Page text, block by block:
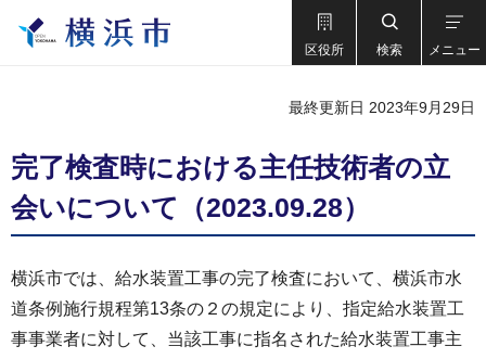
区役所 検索 メニュー
最終更新日 2023年9月29日
完了検査時における主任技術者の立
会いについて（2023.09.28）
横浜市では、給水装置工事の完了検査において、横浜市水
道条例施行規程第13条の２の規定により、指定給水装置工
事事業者に対して、当該工事に指名された給水装置工事主